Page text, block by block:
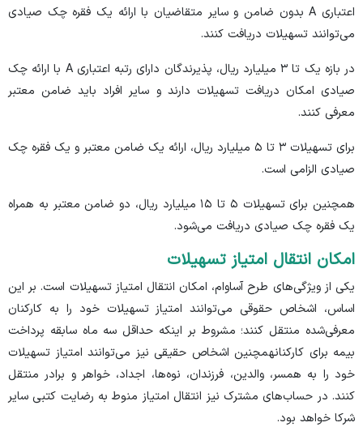
اعتباری A بدون ضامن و سایر متقاضیان با ارائه یک فقره چک صیادی
می‌توانند تسهیلات دریافت کنند.
در بازه یک تا ۳ میلیارد ریال، پذیرندگان دارای رتبه اعتباری A با ارائه چک
صیادی امکان دریافت تسهیلات دارند و سایر افراد باید ضامن معتبر
معرفی کنند.
برای تسهیلات ۳ تا ۵ میلیارد ریال، ارائه یک ضامن معتبر و یک فقره چک
صیادی الزامی است.
همچنین برای تسهیلات ۵ تا ۱۵ میلیارد ریال، دو ضامن معتبر به همراه
یک فقره چک صیادی دریافت می‌شود.
امکان انتقال امتیاز تسهیلات
یکی از ویژگی‌های طرح آساوام، امکان انتقال امتیاز تسهیلات است. بر این
اساس، اشخاص حقوقی می‌توانند امتیاز تسهیلات خود را به کارکنان
معرفی‌شده منتقل کنند؛ مشروط بر اینکه حداقل سه ماه سابقه پرداخت
بیمه برای کارکنانهمچنین اشخاص حقیقی نیز می‌توانند امتیاز تسهیلات
خود را به همسر، والدین، فرزندان، نوه‌ها، اجداد، خواهر و برادر منتقل
کنند. در حساب‌های مشترک نیز انتقال امتیاز منوط به رضایت کتبی سایر
شرکا خواهد بود.